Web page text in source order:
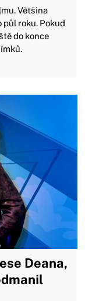
Většina
půl roku. Pokud
do konce
Deana,